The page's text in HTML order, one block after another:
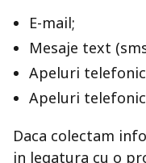
E-mail;
Mesaje text
Apeluri
Apeluri
Daca colectam
in legatura cu o